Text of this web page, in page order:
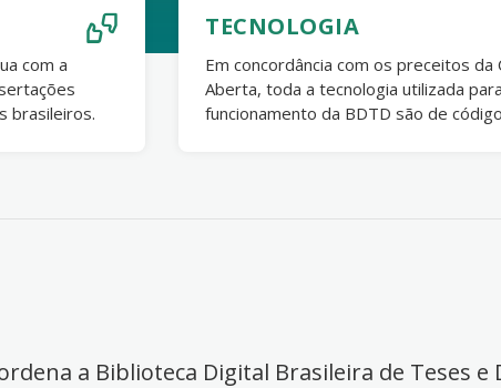
com a
brasileiros.
TECNOLOGIA
Em concordância com os preceitos da
Aberta, toda a tecnologia utilizada
funcionamento da BDTD são de
a Biblioteca Digital Brasileira de Teses